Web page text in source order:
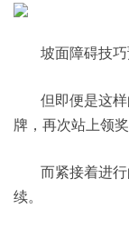
坡面障碍技
但即便是这
牌，再次站上领奖
而紧接着进
续。